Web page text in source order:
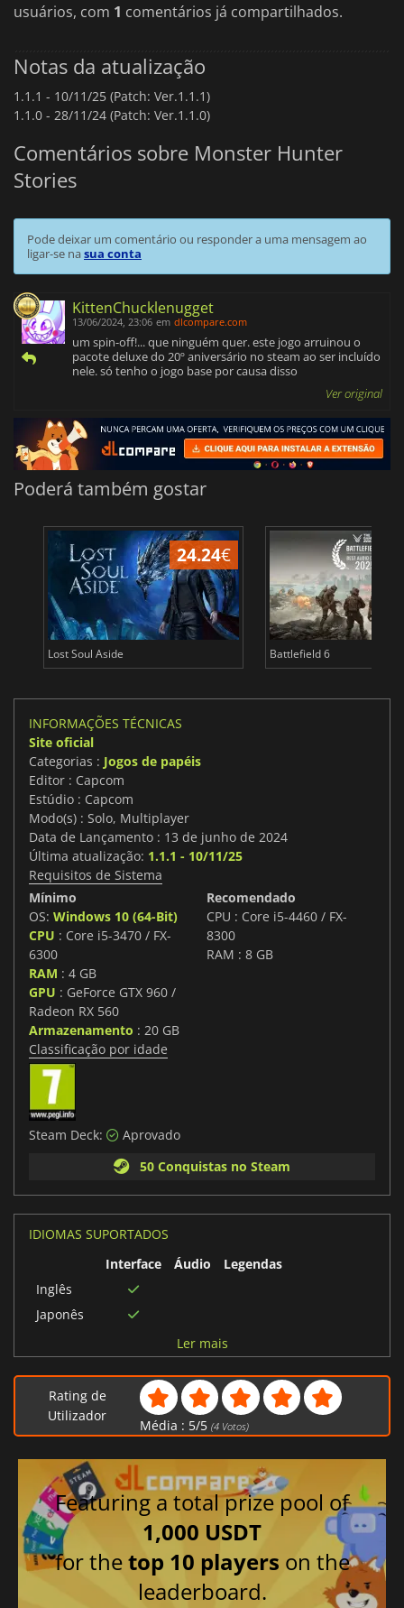
usuários, com 1 comentários já compartilhados.
Notas da atualização
1.1.1 - 10/11/25 (Patch: Ver.1.1.1)
1.1.0 - 28/11/24 (Patch: Ver.1.1.0)
Comentários sobre Monster Hunter
Stories
Pode deixar um comentário ou responder a uma mensagem ao
ligar-se nasua conta
KittenChucklenugget
13/06/2024, 23:06 em dlcompare.com
um spin-off!... que ninguém quer. este jogo arruinou o
pacote deluxe do 20º aniversário no steam ao ser incluído
nele. só tenho o jogo base por causa disso
Ver original
Poderá também gostar
24.24€
Lost Soul Aside Battlefield 6
INFORMAÇÕES TÉCNICAS
Site oficial
Categorias : Jogos de papéis
Editor : Capcom
Estúdio : Capcom
Modo(s) : Solo, Multiplayer
Data de Lançamento : 13 de junho de 2024
Última atualização: 1.1.1 - 10/11/25
Requisitos de Sistema
Mínimo
OS: Windows 10 (64-Bit)
CPU : Core i5-3470 / FX-
6300
RAM : 4 GB
GPU : GeForce GTX 960 /
Radeon RX 560
Armazenamento : 20 GB
Recomendado
CPU : Core i5-4460 / FX-
8300
RAM : 8 GB
Classificação por idade
Steam Deck:
Aprovado
50 Conquistas no Steam
IDIOMAS SUPORTADOS
Interface
Áudio
Legendas
Inglês
Japonês
Alemão
Espanhol
Francês
Ler mais
Rating de
Utilizador
Média : 5/5 (4Votos)
Featuring a total prize pool of
1,000 USDT
for thetop 10 players on the
leaderboard.